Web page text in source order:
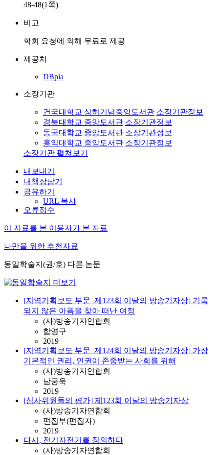
48-48(1쪽)
비고
학회 요청에 의해 무료로 제공
제공처
DBpia
소장기관
건국대학교 상허기념중앙도서관 소장기관정보
경북대학교 중앙도서관 소장기관정보
동국대학교 중앙도서관 소장기관정보
홍익대학교 중앙도서관 소장기관정보
소장기관 펼쳐보기
내보내기
내책장담기
공유하기
URL 복사
오류접수
이 자료를 본 이용자가 본 자료
나만을 위한 추천자료
동일학술지(권/호) 다른 논문
[지역기획보도 부문_제123회 이달의 방송기자상] 기록
되지 않은 아픔을 찾아 떠난 여정
(사)방송기자연합회
함영구
2019
[지역기획보도 부문_제124회 이달의 방송기자상] 가장
기본적인 권리, 인권이 존중받는 사회를 위해
(사)방송기자연합회
남궁욱
2019
[심사위원들의 평가] 제123회 이달의 방송기자상
(사)방송기자연합회
편집부(편집자)
2019
다시, 전기자전거를 정의하다
(사)방송기자연합회